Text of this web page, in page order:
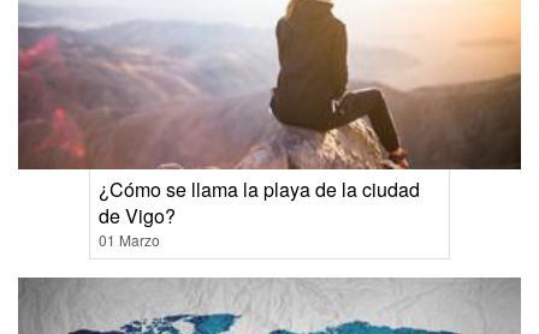
¿Cómo se llama la playa de la ciudad
de Vigo?
01 Marzo